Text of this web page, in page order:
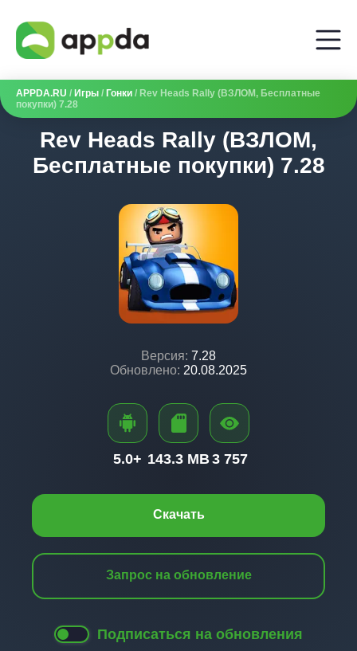
APPDA.RU / Игры / Гонки / Rev Heads Rally (ВЗЛОМ, Бесплатные
покупки) 7.28
Rev Heads Rally (ВЗЛОМ,
Бесплатные покупки) 7.28
Версия: 7.28
Обновлено: 20.08.2025
Скачать
Запрос на обновление
Подписаться на обновления
5.0+ 143.3 MB3 757